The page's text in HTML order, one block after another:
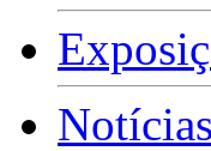
Notícias